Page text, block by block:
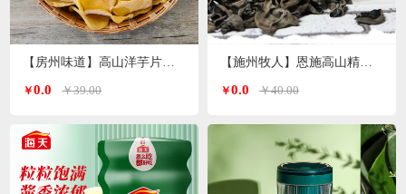
￥0.0 ￥39.00 ￥0.0 ￥40.00